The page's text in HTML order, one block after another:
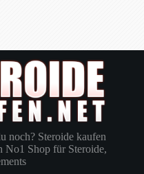
noch? Steroide kaufen
No1 Shop für Steroide,